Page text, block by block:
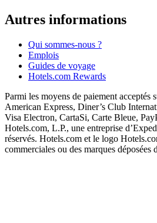
Autres informations
Qui sommes-nous ?
Emplois
Guides de voyage
Hotels.com Rewards
Parmi les moyens de paiement acceptés
American Express, Diner’s Club
Visa Electron, CartaSi, Carte Bleue,
Hotels.com, L.P., une entreprise
réservés. Hotels.com et le logo
commerciales ou des marques déposées